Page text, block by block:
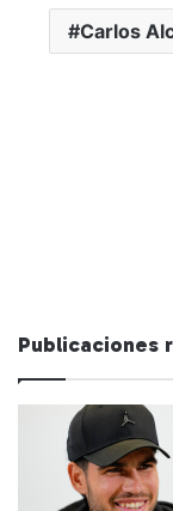
Carlos
Publicaciones